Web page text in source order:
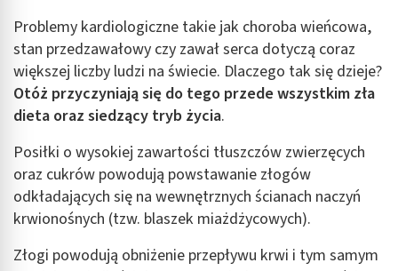
Problemy kardiologiczne takie jak choroba wieńcowa,
stan przedzawałowy czy zawał serca dotyczą coraz
większej liczby ludzi na świecie. Dlaczego tak się dzieje?
Otóż przyczyniają się do tego przede wszystkim zła
dieta oraz siedzący tryb życia.
Posiłki o wysokiej zawartości tłuszczów zwierzęcych
oraz cukrów powodują powstawanie złogów
odkładających się na wewnętrznych ścianach naczyń
krwionośnych (tzw. blaszek miażdżycowych).
Złogi powodują obniżenie przepływu krwi i tym samym